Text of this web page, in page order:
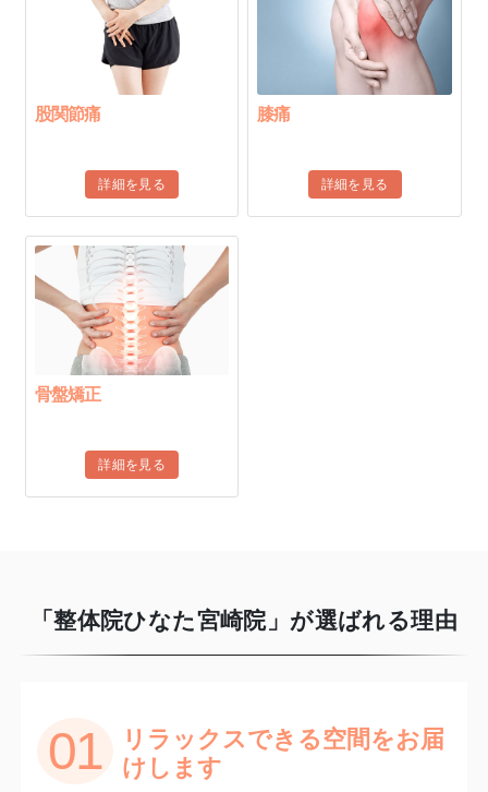
股関節痛
詳細を見る
膝痛
詳細を見る
骨盤矯正
詳細を見る
「整体院ひなた宮崎院」が選ばれる理由
01
リラックスできる空間をお届
けします